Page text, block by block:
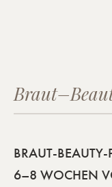
BRAUT-BEAUTY-
6–8 WOCHEN